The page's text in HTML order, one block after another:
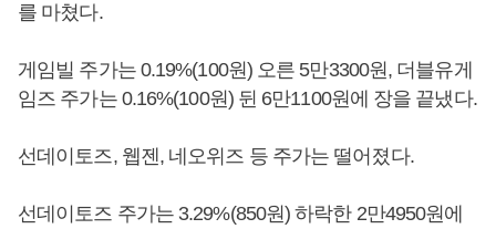
를 마쳤다.
게임빌 주가는 0.19%(100원) 오른 5만3300원, 더블유게
임즈 주가는 0.16%(100원) 뒨 6만1100원에 장을 끝냈다.
선데이토즈, 웹젠, 네오위즈 등 주가는 떨어졌다.
선데이토즈 주가는 3.29%(850원) 하락한 2만4950원에